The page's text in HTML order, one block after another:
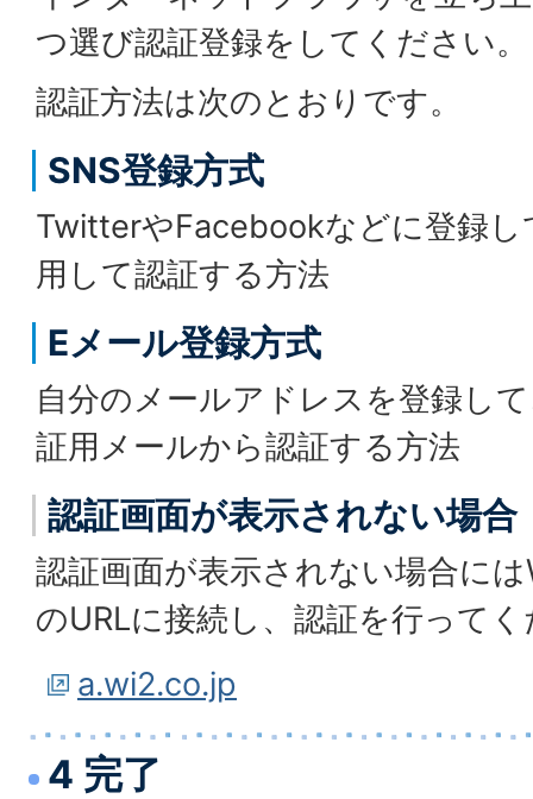
つ選び認証登録をしてください。
認証方法は次のとおりです。
SNS登録方式
TwitterやFacebookなどに登録
用して認証する方法
Eメール登録方式
自分のメールアドレスを登録し
証用メールから認証する方法
認証画面が表示されない場合
認証画面が表示されない場合に
のURLに接続し、認証を行って
a.wi2.co.jp
4 完了